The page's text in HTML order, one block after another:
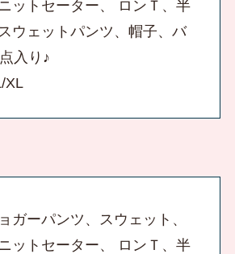
ットセーター、 ロンＴ、半
ウェットパンツ、帽子、バ
入り♪
XL
ガーパンツ、スウェット、
ットセーター、 ロンＴ、半